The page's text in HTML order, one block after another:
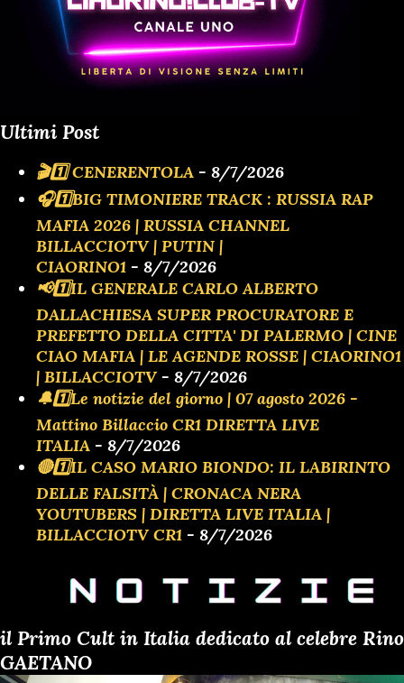
Ultimi Post
🎬1️⃣ CENERENTOLA - 8/7/2026
🎧1️⃣BIG TIMONIERE TRACK : RUSSIA RAP
MAFIA 2026 | RUSSIA CHANNEL
BILLACCIOTV | PUTIN |
CIAORINO1 - 8/7/2026
📢1️⃣IL GENERALE CARLO ALBERTO
DALLACHIESA SUPER PROCURATORE E
PREFETTO DELLA CITTA' DI PALERMO | CINE
CIAO MAFIA | LE AGENDE ROSSE | CIAORINO1
| BILLACCIOTV- 8/7/2026
🔔1️⃣Le notizie del giorno | 07 agosto 2026 -
Mattino Billaccio CR1 DIRETTA LIVE
ITALIA - 8/7/2026
🔴1️⃣IL CASO MARIO BIONDO: IL LABIRINTO
DELLE FALSITÀ | CRONACA NERA
YOUTUBERS | DIRETTA LIVE ITALIA |
BILLACCIOTV CR1 - 8/7/2026
il Primo Cult in Italia dedicato al celebre Rino
GAETANO